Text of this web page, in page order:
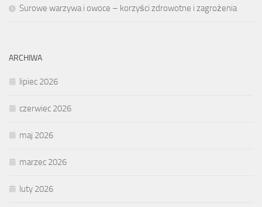
Surowe warzywa i owoce – korzyści zdrowotne i zagrożenia
ARCHIWA
lipiec 2026
czerwiec 2026
maj 2026
marzec 2026
luty 2026